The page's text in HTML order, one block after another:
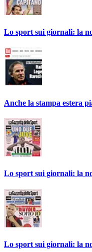
Lo sport sui giornali: la
Anche la stampa estera
Lo sport sui giornali: la
Lo sport sui giornali: la